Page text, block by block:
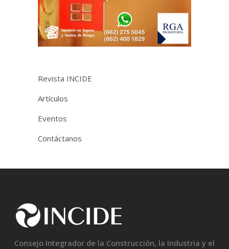
Revista INCIDE
Artículos
Eventos
Contáctanos
Consejo Integrador de la Construcción, la Industria y el